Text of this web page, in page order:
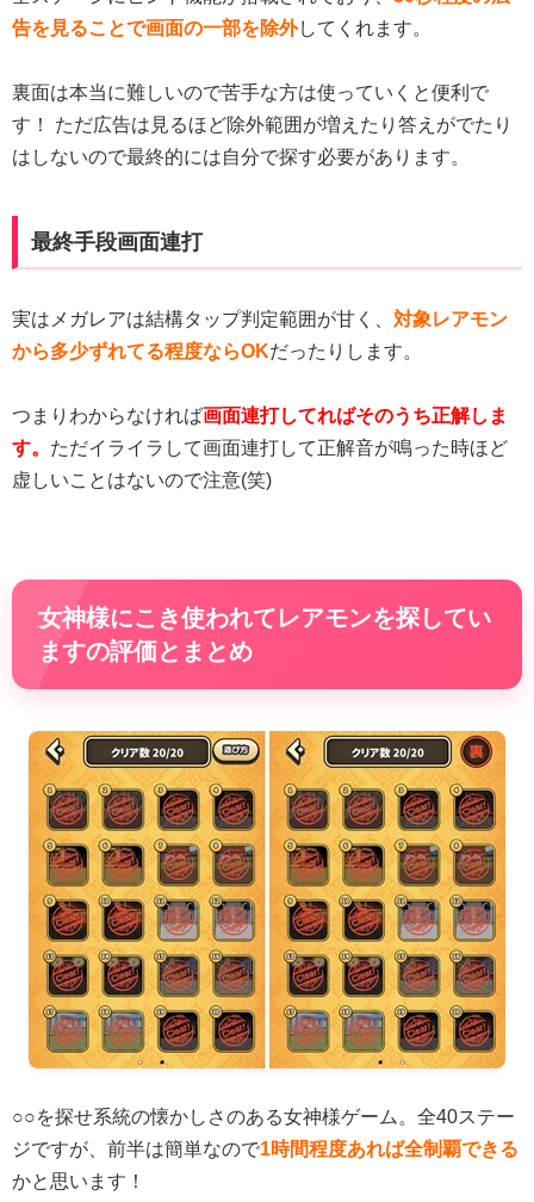
告を見ることで画面の一部を除外してくれます。
裏面は本当に難しいので苦手な方は使っていくと便利で
す！ ただ広告は見るほど除外範囲が増えたり答えがでたり
はしないので最終的には自分で探す必要があります。
最終手段画面連打
実はメガレアは結構タップ判定範囲が甘く、 対象レアモン
から多少ずれてる程度ならOKだったりします。
つまりわからなければ画面連打してればそのうち正解しま
す。 ただイライラして画面連打して正解音が鳴った時ほど
虚しいことはないので注意(笑)
女神様にこき使われてレアモンを探してい
ますの評価とまとめ
○○を探せ系統の懐かしさのある女神様ゲーム。全40ステー
ジですが、前半は簡単なので1時間程度あれば全制覇できる
かと思います！